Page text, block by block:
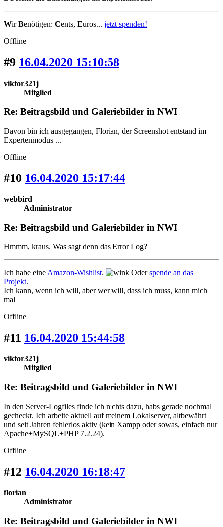
WirBenötigen: Cents, Euros... jetzt spenden!
Offline
#9 16.04.2020 15:10:58
viktor321j
Mitglied
Re: Beitragsbild und Galeriebilder in NWI
Davon bin ich ausgegangen, Florian, der Screenshot entstand im
Expertenmodus ...
Offline
#10 16.04.2020 15:17:44
webbird
Administrator
Re: Beitragsbild und Galeriebilder in NWI
Hmmm, kraus. Was sagt denn das Error Log?
Ich habe eine Amazon-Wishlist. Oderspende an das
Projekt.
Ich kann, wenn ich will, aber wer will, dass ich muss, kann mich
mal
Offline
#11 16.04.2020 15:44:58
viktor321j
Mitglied
Re: Beitragsbild und Galeriebilder in NWI
In den Server-Logfiles finde ich nichts dazu, habs gerade nochmal
gecheckt. Ich arbeite aktuell auf meinem Lokalserver, altbewährt
und seit Jahren fehlerlos aktiv (kein Xampp oder sowas, einfach nur
Apache+MySQL+PHP 7.2.24).
Offline
#12 16.04.2020 16:18:47
florian
Administrator
Re: Beitragsbild und Galeriebilder in NWI